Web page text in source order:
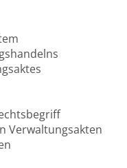
Verwaltungsakten